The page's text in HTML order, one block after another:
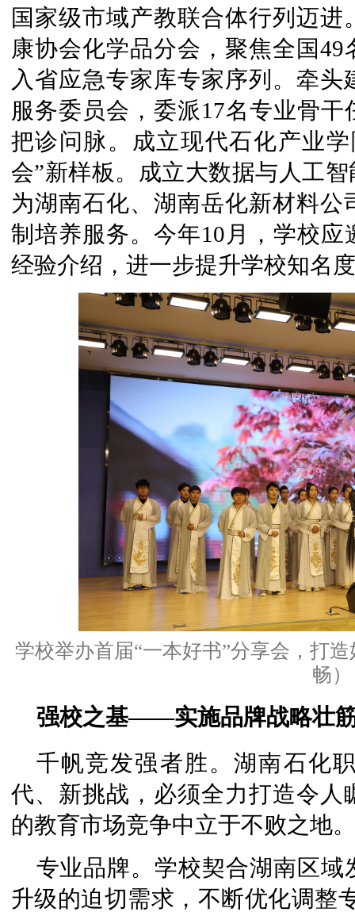
国家级市域产教联合体行列迈
康协会化学品分会，聚焦全国
入省应急专家库专家序列。牵
服务委员会，委派17名专业骨
把诊问脉。成立现代石化产业
会”新样板。成立大数据与人工
为湖南石化、湖南岳化新材料
制培养服务。今年10月，学校
经验介绍，进一步提升学校知名
学校举办首届“一本好书”分享会，打
畅）
强校之基——实施品牌战略壮
千帆竞发强者胜。湖南石化
代、新挑战，必须全力打造令
的教育市场竞争中立于不败之地。
专业品牌。学校契合湖南区
升级的迫切需求，不断优化调整